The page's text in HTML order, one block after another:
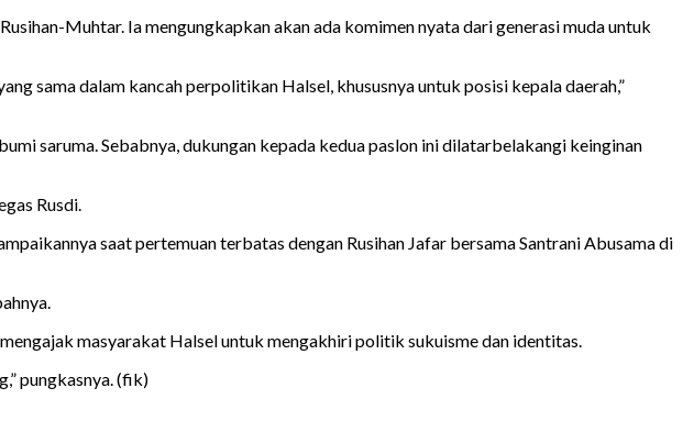
Muhtar. Ia mengungkapkan akan ada komimen nyata dari generasi muda untuk
sama dalam kancah perpolitikan Halsel, khususnya untuk posisi kepala daerah,”
saruma. Sebabnya, dukungan kepada kedua paslon ini dilatarbelakangi keinginan
Rusdi.
saat pertemuan terbatas dengan Rusihan Jafar bersama Santrani Abusama di
masyarakat Halsel untuk mengakhiri politik sukuisme dan identitas.
pungkasnya. (fik)